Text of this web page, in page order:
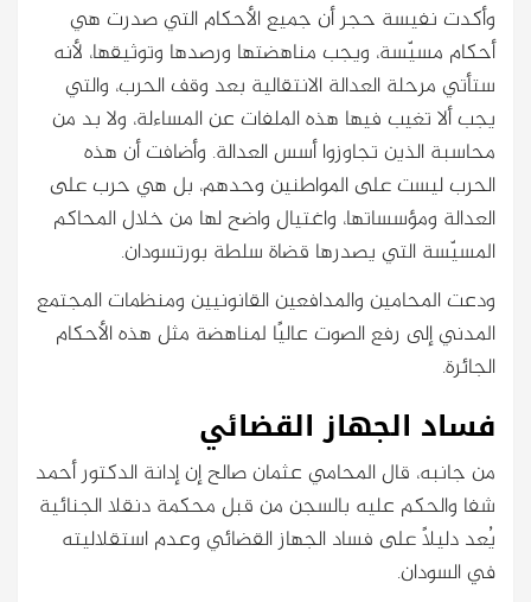
وأكدت نفيسة حجر أن جميع الأحكام التي صدرت هي
أحكام مسيّسة، ويجب مناهضتها ورصدها وتوثيقها، لأنه
ستأتي مرحلة العدالة الانتقالية بعد وقف الحرب، والتي
يجب ألا تغيب فيها هذه الملفات عن المساءلة، ولا بد من
محاسبة الذين تجاوزوا أسس العدالة. وأضافت أن هذه
الحرب ليست على المواطنين وحدهم، بل هي حرب على
العدالة ومؤسساتها، واغتيال واضح لها من خلال المحاكم
المسيّسة التي يصدرها قضاة سلطة بورتسودان.
ودعت المحامين والمدافعين القانونيين ومنظمات المجتمع
المدني إلى رفع الصوت عاليًا لمناهضة مثل هذه الأحكام
الجائرة.
فساد الجهاز القضائي
من جانبه، قال المحامي عثمان صالح إن إدانة الدكتور أحمد
شفا والحكم عليه بالسجن من قبل محكمة دنقلا الجنائية
يُعد دليلًا على فساد الجهاز القضائي وعدم استقلاليته
في السودان.